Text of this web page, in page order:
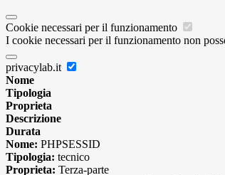
Cookie necessari per il funzionamento
I cookie necessari per il funzionamento non
privacylab.it
Nome
Tipologia
Proprieta
Descrizione
Durata
Nome: PHPSESSID
Tipologia: tecnico
Proprieta: Terza-parte